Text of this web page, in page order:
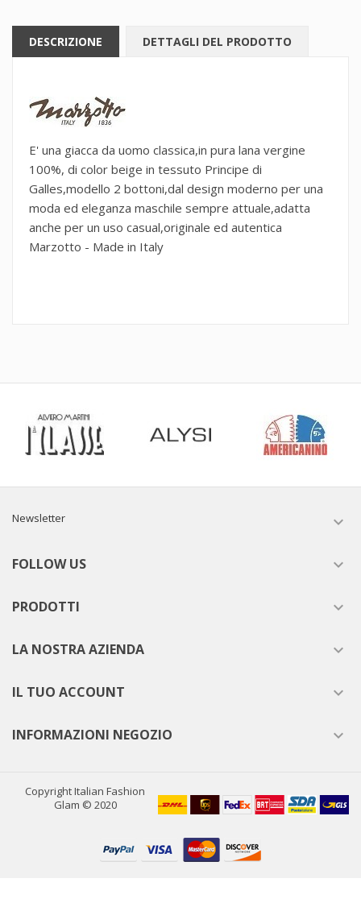
DESCRIZIONE DETTAGLI DEL PRODOTTO
E' una giacca da uomo classica,in pura lana vergine
100%, di color beige in tessuto Principe di
Galles,modello 2 bottoni,dal design moderno per una
moda ed eleganza maschile sempre attuale,adatta
anche per un uso casual,originale ed autentica
Marzotto - Made in Italy
Newsletter 
FOLLOW US 
PRODOTTI 
LA NOSTRA AZIENDA 
IL TUO ACCOUNT 
INFORMAZIONI NEGOZIO 
Copyright Italian Fashion
Glam © 2020